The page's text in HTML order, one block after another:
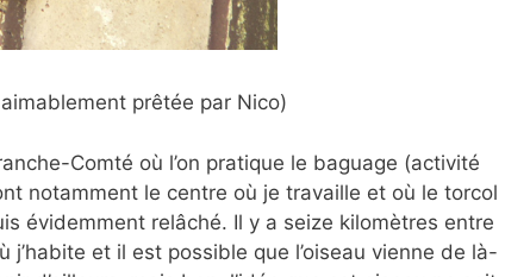
prêtée par Nico)
Comté où l’on pratique le baguage (activité
notamment le centre où je travaille et où le torcol
évidemment relâché. Il y a seize kilomètres entre
et il est possible que l’oiseau vienne de là-